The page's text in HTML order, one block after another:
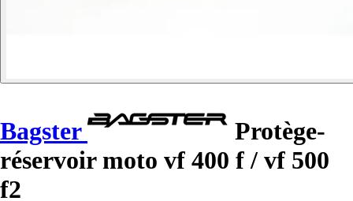
Bagster
Protège-
réservoir moto vf 400 f / vf 500
f2